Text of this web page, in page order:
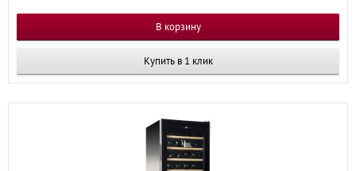
Купить в 1 клик